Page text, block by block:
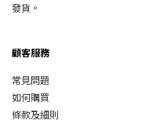
發貨。
顧客服務
常見問題
如何購買
條款及細則